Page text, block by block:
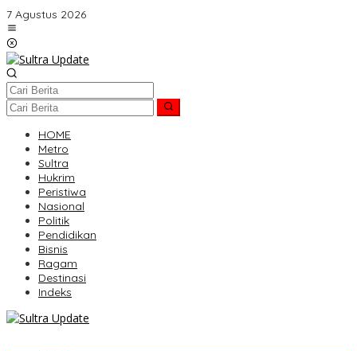
Lewati
ke
konten
7 Agustus 2026
HOME
Metro
Sultra
Hukrim
Peristiwa
Nasional
Politik
Pendidikan
Bisnis
Ragam
Destinasi
Indeks